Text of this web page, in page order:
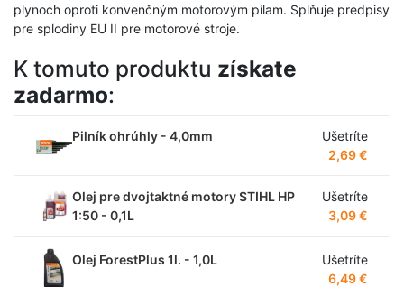
plynoch oproti konvenčným motorovým pílam. Splňuje predpisy
pre splodiny EU II pre motorové stroje.
K tomuto produktu získate
zadarmo:
Pilník ohrúhly - 4,0mm
Ušetríte
2,69€
Olej pre dvojtaktné motory STIHL HP
1:50 - 0,1L
Ušetríte
3,09€
Olej ForestPlus 1l. - 1,0L
Ušetríte
6,49€